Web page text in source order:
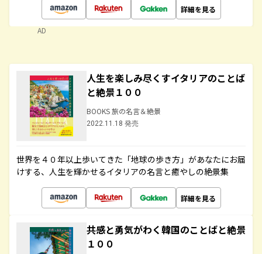
詳細を見る
AD
人生を楽しみ尽くすイタリアのことば
と絶景１００
BOOKS 旅の名言＆絶景
2022.11.18 発売
世界を４０年以上歩いてきた「地球の歩き方」があなたにお届
けする、人生を輝かせるイタリアの名言と癒やしの絶景集
詳細を見る
共感と勇気がわく韓国のことばと絶景
１００